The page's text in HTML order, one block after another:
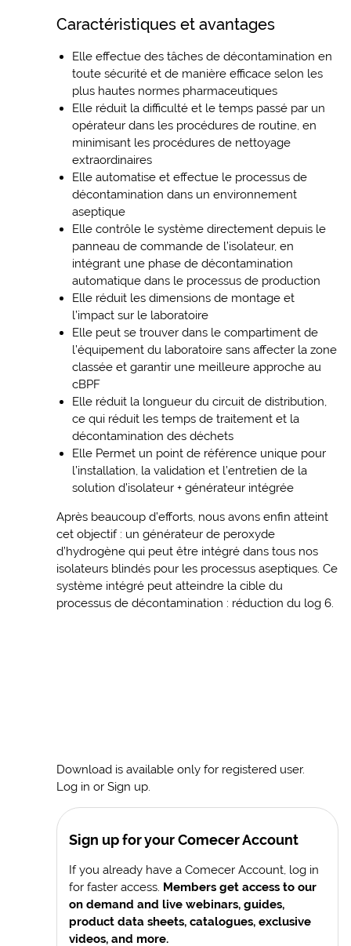
Caractéristiques et avantages
Elle effectue des tâches de décontamination en
toute sécurité et de manière efficace selon les
plus hautes normes pharmaceutiques
Elle réduit la difficulté et le temps passé par un
opérateur dans les procédures de routine, en
minimisant les procédures de nettoyage
extraordinaires
Elle automatise et effectue le processus de
décontamination dans un environnement
aseptique
Elle contrôle le système directement depuis le
panneau de commande de l’isolateur, en
intégrant une phase de décontamination
automatique dans le processus de production
Elle réduit les dimensions de montage et
l’impact sur le laboratoire
Elle peut se trouver dans le compartiment de
l’équipement du laboratoire sans affecter la zone
classée et garantir une meilleure approche au
cBPF
Elle réduit la longueur du circuit de distribution,
ce qui réduit les temps de traitement et la
décontamination des déchets
Elle Permet un point de référence unique pour
l’installation, la validation et l’entretien de la
solution d’isolateur + générateur intégrée
Après beaucoup d’efforts, nous avons enfin atteint
cet objectif : un générateur de peroxyde
d’hydrogène qui peut être intégré dans tous nos
isolateurs blindés pour les processus aseptiques. Ce
système intégré peut atteindre la cible du
processus de décontamination : réduction du log 6.
Download is available only for registered user.
Log in or Sign up.
Sign up for your Comecer Account
If you already have a Comecer Account, log in
for faster access. Members get access to our
on demand and live webinars, guides,
product data sheets, catalogues, exclusive
videos, and more.